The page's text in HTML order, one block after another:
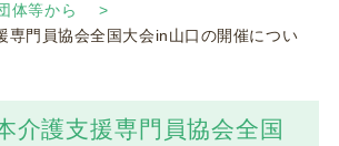
体等から
専門員協会全国大会in山口の開催につい
介護支援専門員協会全国